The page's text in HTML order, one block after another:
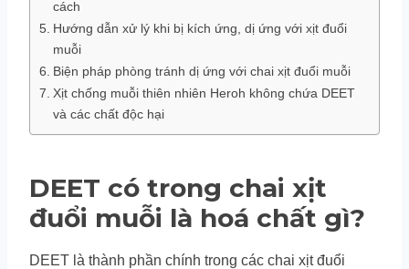
cách
Hướng dẫn xử lý khi bị kích ứng, dị ứng với xịt đuổi
muỗi
Biện pháp phòng tránh dị ứng với chai xịt đuổi muỗi
Xịt chống muỗi thiên nhiên Heroh không chứa DEET
và các chất độc hại
DEET có trong chai xịt
đuổi muỗi là hoá chất gì?
DEET là thành phần chính trong các chai xịt đuổi